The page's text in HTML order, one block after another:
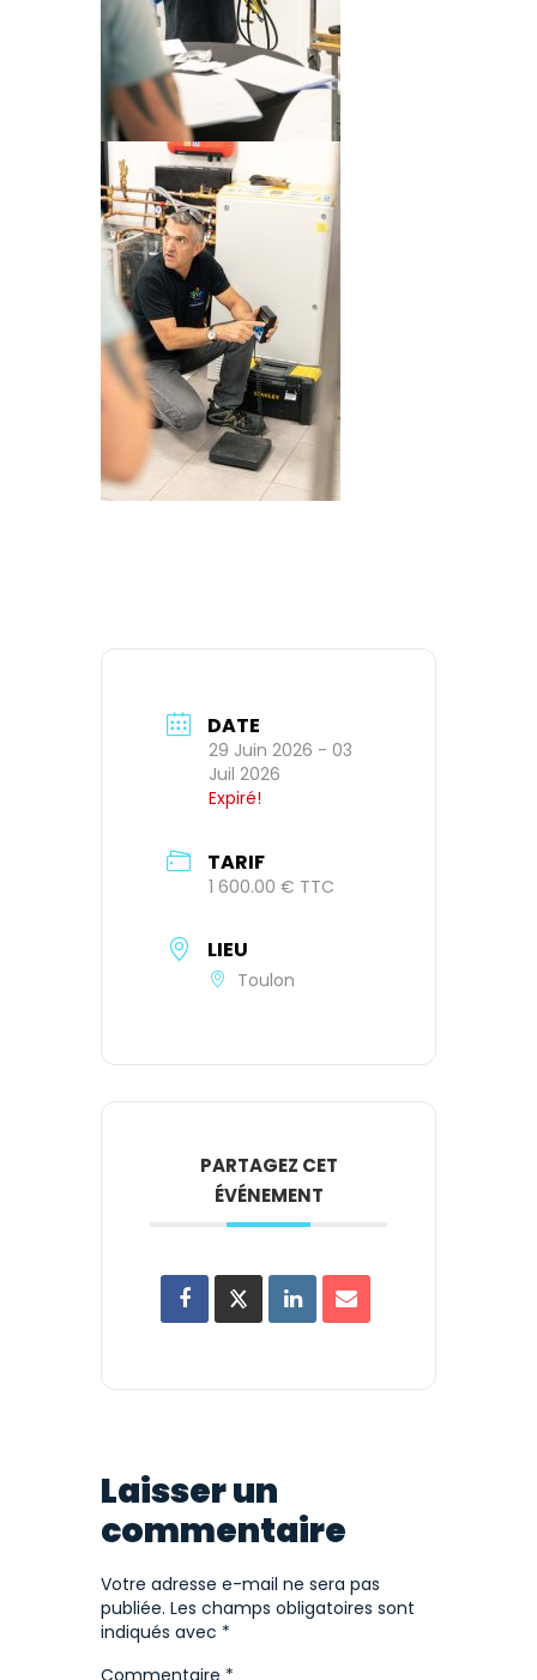
DATE
29 Juin 2026 - 03
Juil 2026
Expiré!
TARIF
1 600.00 € TTC
LIEU
Toulon
PARTAGEZ CET
ÉVÉNEMENT
Laisser un
commentaire
Votre adresse e-mail ne sera pas
publiée. Les champs obligatoires sont
indiqués avec *
Commentaire *